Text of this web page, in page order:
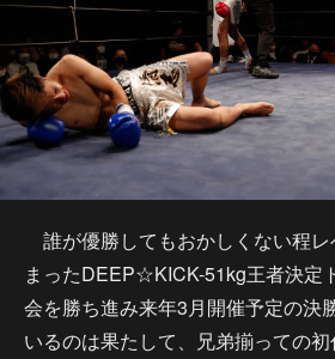
誰が優勝してもおかしくない程
まったDEEP☆KICK-51kg王者決定
会を勝ち進み来年3月開催予定の決
いるのは果たして、兄弟揃っての